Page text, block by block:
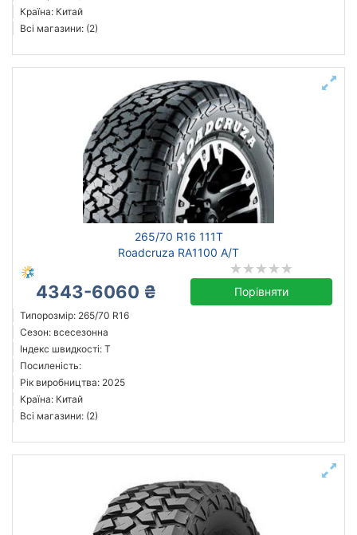
Країна: Китай
Всі магазини: (2)
265/70 R16 111T
Roadcruza RA1100 A/T
4343-6060 ₴ Порівняти
Типорозмір: 265/70 R16
Сезон: всесезонна
Індекс швидкості: T
Посиленість:
Рік виробництва: 2025
Країна: Китай
Всі магазини: (2)